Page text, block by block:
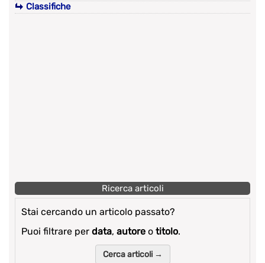
Classifiche
Ricerca articoli
Stai cercando un articolo passato?
Puoi filtrare per data, autore o titolo.
Cerca articoli →